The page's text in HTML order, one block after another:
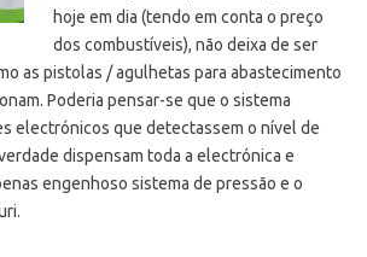
hoje em dia (tendo em conta o preço
dos combustíveis), não deixa de ser
as pistolas / agulhetas para abastecimento
Poderia pensar-se que o sistema
electrónicos que detectassem o nível de
dispensam toda a electrónica e
engenhoso sistema de pressão e o